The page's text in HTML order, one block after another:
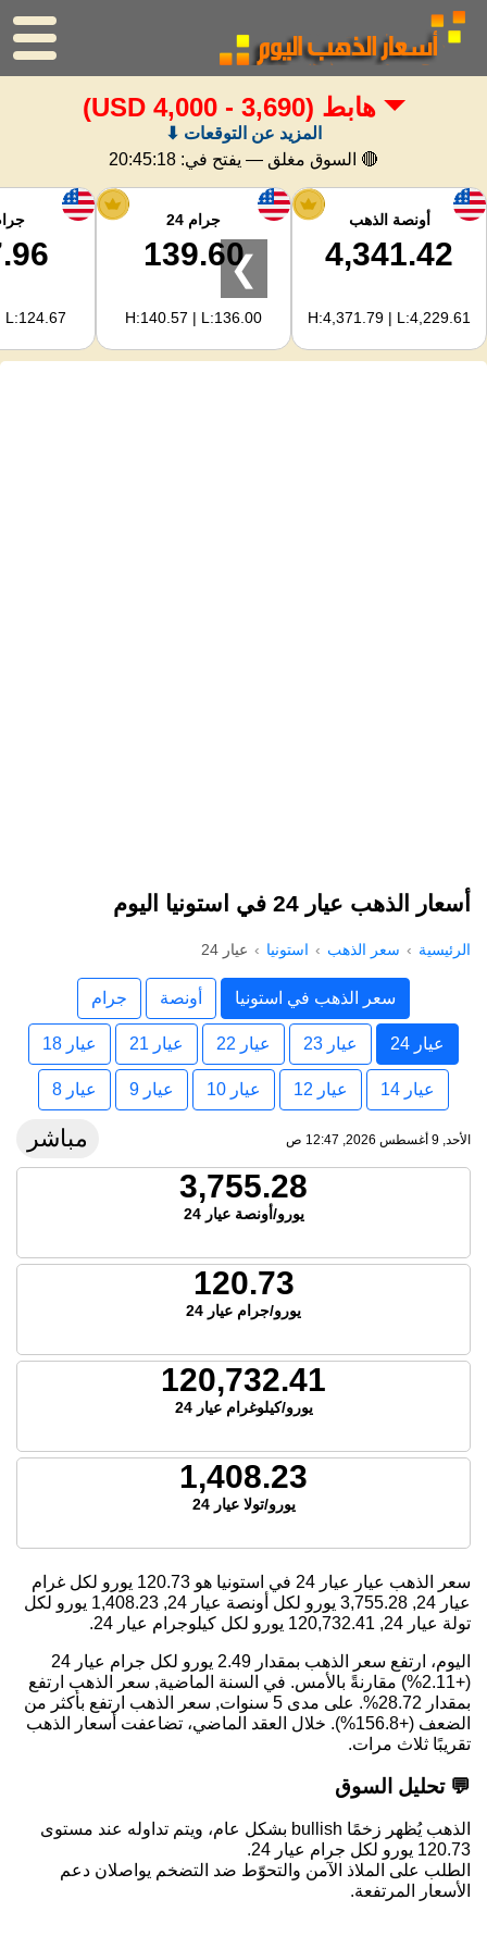
الرئيسية
سعر الذهب
اسعار الفضه
حاسبة الذهب
لمشرفي المواقع
هابط (3,690 - 4,000 USD)
المزيد عن التوقعات ⬇
🔴 السوق مغلق — يفتح في: 20:45:18
أونصة الذهب
4,341.42
H:4,371.79 | L:4,229.61
جرام 24
139.60
H:140.57 | L:136.00
L:124.67
❯
أسعار الذهب عيار 24 في استونيا اليوم
الرئيسية سعر الذهب استونيا عيار 24
سعر الذهب في استونيا أونصة جرام
عيار 24 عيار 23 عيار 22 عيار 21 عيار 18
عيار 14 عيار 12 عيار 10 عيار 9 عيار 8
الأحد, 9 أغسطس 2026, 12:47 ص مباشر
3,755.28
يورو/أونصة عيار 24
120.73
يورو/جرام عيار 24
120,732.41
يورو/كيلوغرام عيار 24
1,408.23
يورو/تولا عيار 24
سعر الذهب عيار عيار 24 في استونيا هو 120.73 يورو لكل غرام
عيار 24,
3,755.28 يورو لكل أونصة عيار 24, 1,408.23 يورو لكل
تولة عيار 24,
120,732.41 يورو لكل كيلوجرام عيار 24.
اليوم، ارتفع سعر الذهب بمقدار 2.49 يورو لكل جرام عيار 24
(+2.11%) مقارنةً بالأمس. في السنة الماضية, سعر الذهب ارتفع
بمقدار 28.72%. على مدى 5 سنوات, سعر الذهب ارتفع بأكثر من
الضعف (+156.8%). خلال العقد الماضي، تضاعفت أسعار الذهب
تقريبًا ثلاث مرات.
💬 تحليل السوق
الذهب يُظهر زخمًا bullish بشكل عام، ويتم تداوله عند مستوى
120.73 يورو لكل جرام عيار 24.
الطلب على الملاذ الآمن والتحوّط ضد التضخم يواصلان دعم
الأسعار المرتفعة.